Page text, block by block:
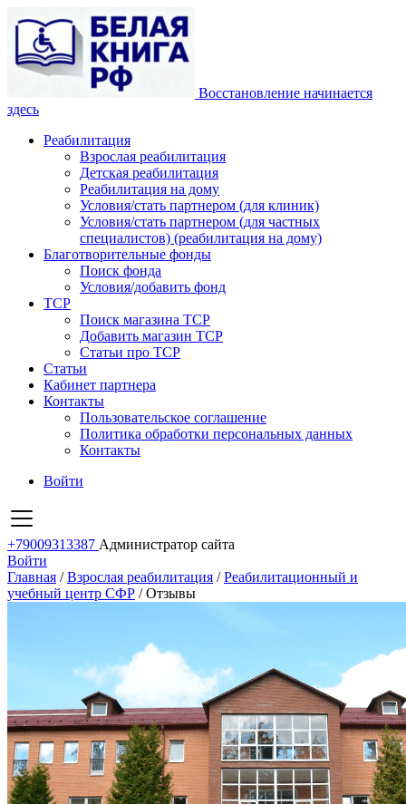
Восстановление начинается
здесь
Реабилитация
Взрослая реабилитация
Детская реабилитация
Реабилитация на дому
Условия/стать партнером (для клиник)
Условия/стать партнером (для частных
специалистов) (реабилитация на дому)
Благотворительные фонды
Поиск фонда
Условия/добавить фонд
ТСР
Поиск магазина ТСР
Добавить магазин ТСР
Статьи про ТСР
Статьи
Кабинет партнера
Контакты
Пользовательское соглашение
Политика обработки персональных данных
Контакты
Войти
+79009313387 Администратор сайта
Войти
Главная /Взрослая реабилитация /Реабилитационный и
учебный центр СФР /Отзывы